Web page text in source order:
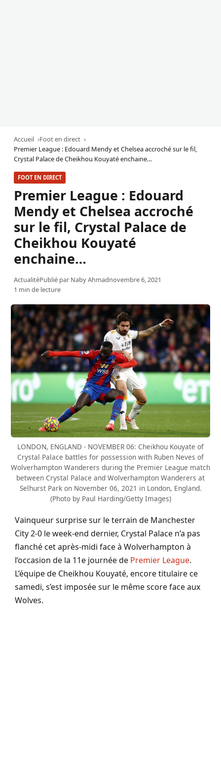
Accueil
Foot en direct
Premier League : Edouard Mendy et Chelsea accroché sur le fil,
Crystal Palace de Cheikhou Kouyaté enchaine…
FOOT EN DIRECT
Premier League : Edouard
Mendy et Chelsea accroché
sur le fil, Crystal Palace de
Cheikhou Kouyaté
enchaine…
ActualitéPublié par Naby Ahmadnovembre 6, 2021
1 min de lecture
LONDON, ENGLAND - NOVEMBER 06: Cheikhou Kouyate of
Crystal Palace battles for possession with Ruben Neves of
Wolverhampton Wanderers during the Premier League match
between Crystal Palace and Wolverhampton Wanderers at
Selhurst Park on November 06, 2021 in London, England.
(Photo by Paul Harding/Getty Images)
Vainqueur surprise sur le terrain de Manchester
City 2-0 le week-end dernier, Crystal Palace n’a pas
flanché cet après-midi face à Wolverhampton à
l’occasion de la 11e journée de Premier League.
L’équipe de Cheikhou Kouyaté, encore titulaire ce
samedi, s’est imposée sur le même score face aux
Wolves.